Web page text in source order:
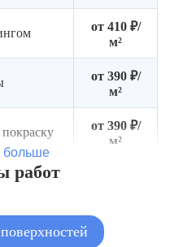
от 410 ₽/
м²
от 390 ₽/
м²
от 390 ₽/
м²
от 3500
больше
работ